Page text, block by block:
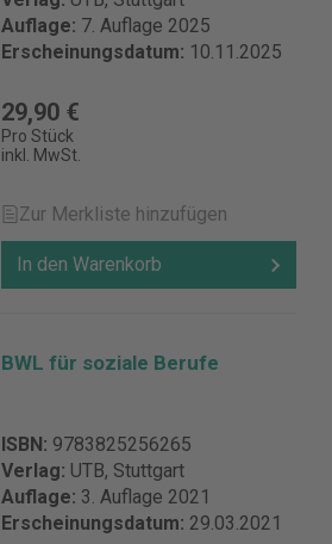
Auflage: 7. Auflage 2025
Erscheinungsdatum: 10.11.2025
29,90 €
Pro Stück
inkl. MwSt.
Zur Merkliste hinzufügen
In den Warenkorb
BWL für soziale Berufe
ISBN: 9783825256265
Verlag: UTB, Stuttgart
Auflage: 3. Auflage 2021
Erscheinungsdatum: 29.03.2021